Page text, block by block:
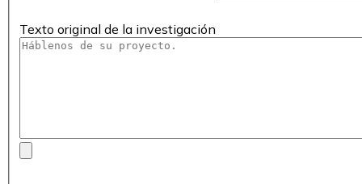
Texto original de la investigación